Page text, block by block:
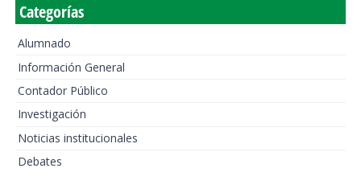
Categorías
Alumnado
Información General
Contador Público
Investigación
Noticias institucionales
Debates